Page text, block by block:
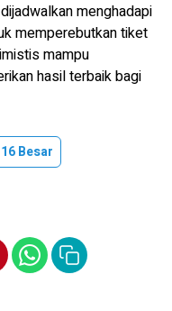
menghadapi
memperebutkan tiket
mampu
hasil terbaik bagi
Besar